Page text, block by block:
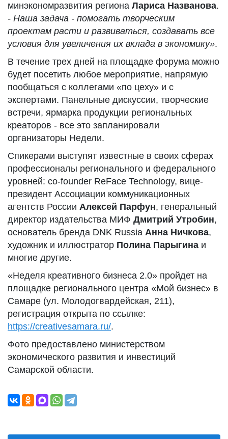
минэкономразвития региона Лариса Названова.
- Наша задача - помогать творческим
проектам расти и развиваться, создавать все
условия для увеличения их вклада в экономику».
В течение трех дней на площадке форума можно
будет посетить любое мероприятие, напрямую
пообщаться с коллегами «по цеху» и с
экспертами. Панельные дискуссии, творческие
встречи, ярмарка продукции региональных
креаторов - все это запланировали
организаторы Недели.
Спикерами выступят известные в своих сферах
профессионалы регионального и федерального
уровней: co-founder ReFace Technology, вице-
президент Ассоциации коммуникационных
агентств России Алексей Парфун, генеральный
директор издательства МИФ Дмитрий Утробин,
основатель бренда DNK Russia Анна Ничкова,
художник и иллюстратор Полина Парыгина и
многие другие.
«Неделя креативного бизнеса 2.0» пройдет на
площадке регионального центра «Мой бизнес» в
Самаре (ул. Молодогвардейская, 211),
регистрация открыта по ссылке:
https://creativesamara.ru/.
Фото предоставлено министерством
экономического развития и инвестиций
Самарской области.